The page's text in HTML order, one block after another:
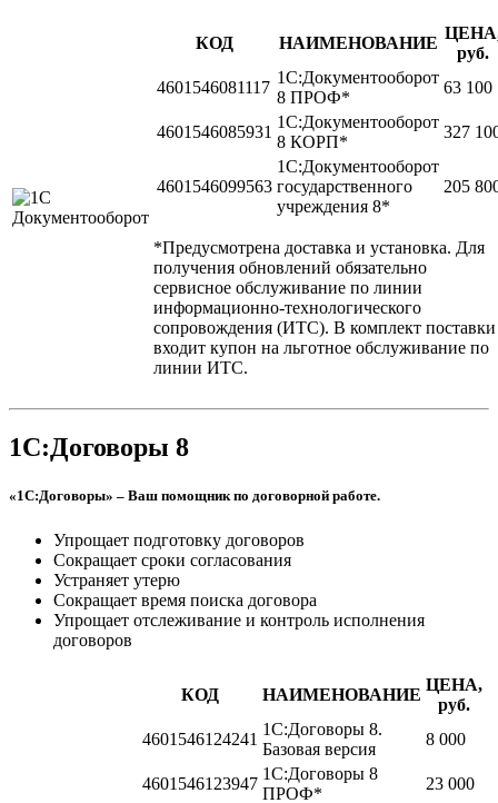
КОД НАИМЕНОВАНИЕ
руб.
4601546081117
1С:Документооборот
8 ПРОФ*
63 100
4601546085931
1С:Документооборот
8 КОРП*
327
4601546099563
1С:Документооборот
государственного
учреждения 8*
205
*Предусмотрена доставка и установка. Для
получения обновлений обязательно
сервисное обслуживание по линии
информационно-технологического
сопровождения (ИТС). В комплект поставки
входит купон на льготное обслуживание по
линии ИТС.
1С:Договоры 8
«1С:Договоры» – Ваш помощник по договорной работе.
Упрощает подготовку договоров
Сокращает сроки согласования
Устраняет утерю
Сокращает время поиска договора
Упрощает отслеживание и контроль исполнения
договоров
КОД НАИМЕНОВАНИЕ
ЦЕНА,
руб.
4601546124241
1С:Договоры 8.
Базовая версия
8 000
4601546123947
1С:Договоры 8
ПРОФ*
23 000